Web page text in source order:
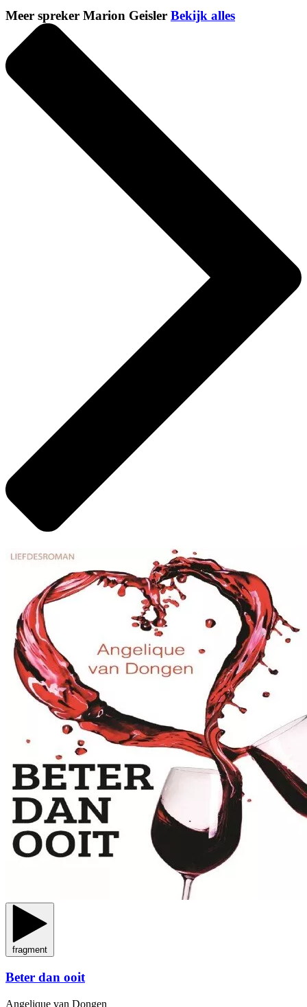
Meer spreker Marion Geisler Bekijk alles
fragment
Beter dan ooit
Angelique van Dongen